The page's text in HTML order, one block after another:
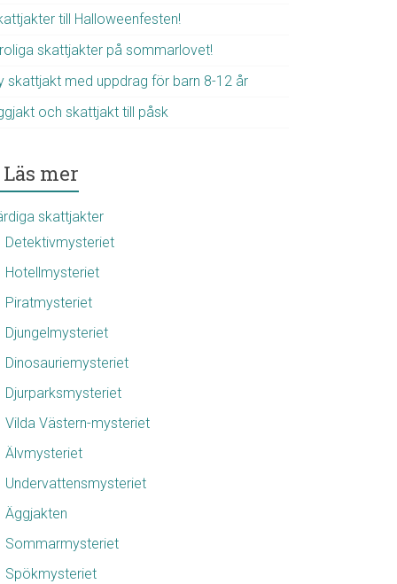
till Halloweenfesten!
skattjakter på sommarlovet!
skattjakt med uppdrag för barn 8-12 år
och skattjakt till påsk
Läs mer
skattjakter
Detektivmysteriet
Hotellmysteriet
Piratmysteriet
Djungelmysteriet
Dinosauriemysteriet
Djurparksmysteriet
Vilda Västern-mysteriet
Älvmysteriet
Undervattensmysteriet
Äggjakten
Sommarmysteriet
Spökmysteriet